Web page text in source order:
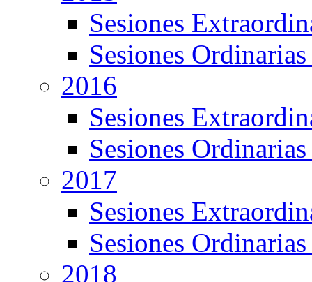
Sesiones
Sesiones
2016
Sesiones
Sesiones
2017
Sesiones
Sesiones
2018